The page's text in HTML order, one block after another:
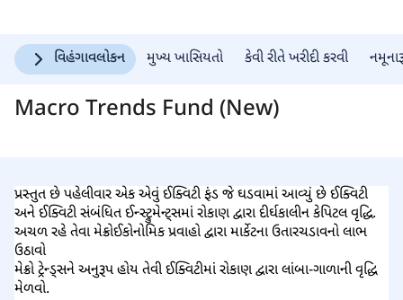
વિહંગાવલોકન મુખ્ય ખાસિયતો કેવી રીતે ખરીદી કરવી
Macro Trends Fund (New)
પ્રસ્તુત છે પહેલીવાર એક એવું ઈક્વિટી ફંડ જે ઘડવામાં આવ્યું છે ઈક્વિટી
અને ઈક્વિટી સંબંધિત ઈન્સ્ટ્રુમેન્ટ્સમાં રોકાણ દ્વારા દીર્ઘકાલીન કેપિટલ વૃદ્ધિ.
અચળ રહે તેવા મેક્રોઈકોનોમિક પ્રવાહો દ્વારા માર્કેટના ઉતારચડાવનો લાભ
ઉઠાવો
મેક્રો ટ્રેન્ડ્સને અનુરૂપ હોય તેવી ઈક્વિટીમાં રોકાણ દ્વારા લાંબા-ગાળાની વૃદ્ધિ
મેળવો.